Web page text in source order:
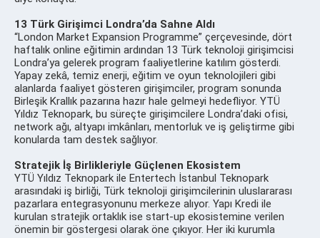
13 Türk Girişimci Londra’da Sahne Aldı
“London Market Expansion Programme” çerçevesinde, dört
haftalık online eğitimin ardından 13 Türk teknoloji girişimcisi
Londra’ya gelerek program faaliyetlerine katılım gösterdi.
Yapay zekâ, temiz enerji, eğitim ve oyun teknolojileri gibi
alanlarda faaliyet gösteren girişimciler, program sonunda
Birleşik Krallık pazarına hazır hale gelmeyi hedefliyor. YTÜ
Yıldız Teknopark, bu süreçte girişimcilere Londra’daki ofisi,
network ağı, altyapı imkânları, mentorluk ve iş geliştirme gibi
konularda tam destek sağlıyor.
Stratejik İş Birlikleriyle Güçlenen Ekosistem
YTÜ Yıldız Teknopark ile Entertech İstanbul Teknopark
arasındaki iş birliği, Türk teknoloji girişimcilerinin uluslararası
pazarlara entegrasyonunu merkeze alıyor. Yapı Kredi ile
kurulan stratejik ortaklık ise start-up ekosistemine verilen
önemin bir göstergesi olarak öne çıkıyor. Her iki kurumla